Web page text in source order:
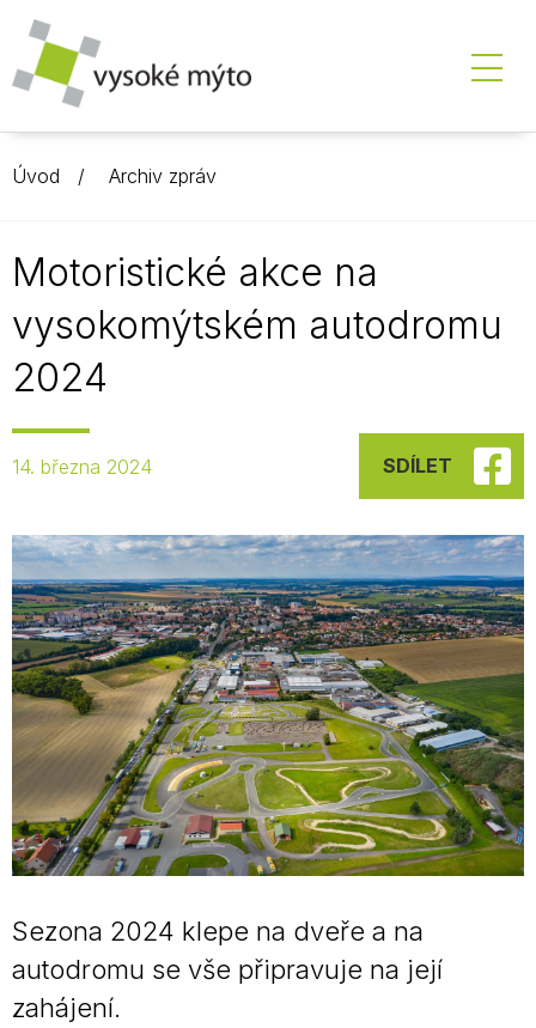
Úvod Archiv zpráv
Motoristické akce na
vysokomýtském autodromu
2024
14. března 2024 SDÍLET
Sezona 2024 klepe na dveře a na
autodromu se vše připravuje na její
zahájení.